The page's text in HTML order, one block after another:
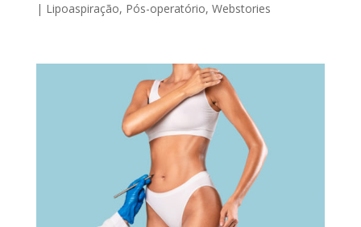
| Lipoaspiração, Pós-operatório, Webstories